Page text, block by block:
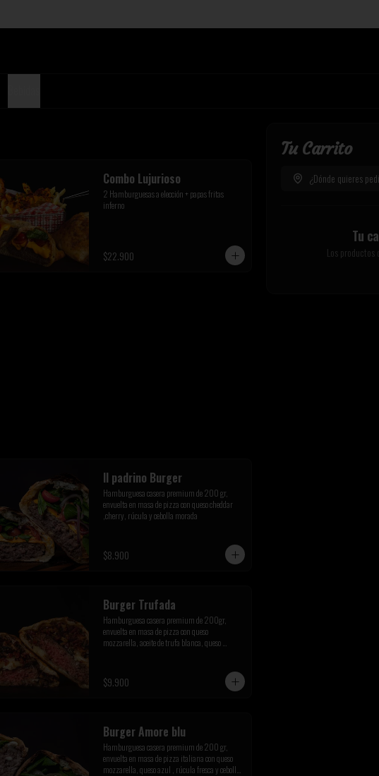
Combo Lujurioso
2 Hamburguesas a elección + papas fritas
inferno
$22.900
Il padrino Burger
Hamburguesa casera premium de 200 gr,
envuelta en masa de pizza con queso cheddar
,cherry, rúcula y cebolla morada
$8.900
Burger Trufada
Hamburguesa casera premium de 200gr,
envuelta en masa de pizza con queso
mozzarella, aceite de trufa blanca, queso
$9.900
Burger Amore blu
Hamburguesa casera premium de 200 gr,
envuelta en masa de pizza italiana con queso
mozzarella, queso azul , rúcula fresca y cebolla
Tu Carrito
¿Dónde quieres
Tu
Los productos